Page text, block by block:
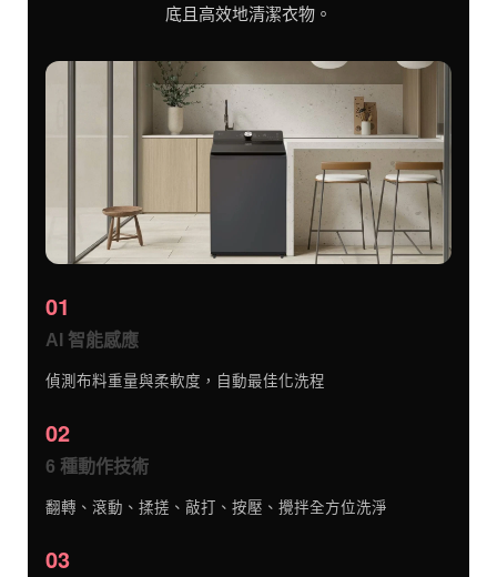
底且高效地清潔衣物。
01
AI 智能感應
偵測布料重量與柔軟度，自動最佳化洗程
02
6 種動作技術
翻轉、滾動、揉搓、敲打、按壓、攪拌全方位洗淨
03